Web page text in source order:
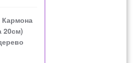
Кармона
20см)